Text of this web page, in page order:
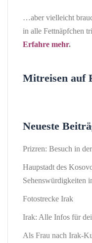
…aber vielleicht
in alle Fettnäpfchen
Erfahre mehr.
Mitreisen auf
Neueste
Prizren: Besuch in
Haupstadt des
Sehenswürdigkeiten
Fotostrecke Irak
Irak: Alle Infos für
Als Frau nach Irak-